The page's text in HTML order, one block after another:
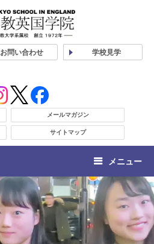
お問い合わせ 学校見学
メールマガジン
サイトマップ
メニュー